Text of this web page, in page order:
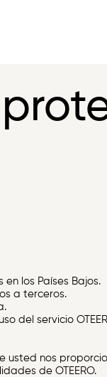
los Países Bajos.
a terceros.
del servicio
usted nos
de OTEERO.